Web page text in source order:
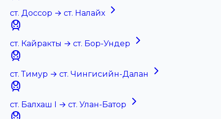
ст. Доссор → ст. Налайх
ст. Кайракты → ст. Бор-Ундер
ст. Тимур → ст. Чингисийн-Далан
ст. Балхаш I → ст. Улан-Батор